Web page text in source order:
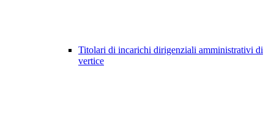
Titolari di incarichi dirigenziali amministrativi di
vertice